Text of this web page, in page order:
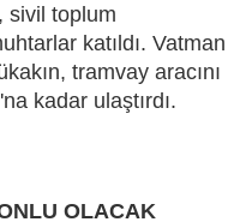
sivil toplum
katıldı. Vatman
tramvay aracını
kadar ulaştırdı.
OLACAK